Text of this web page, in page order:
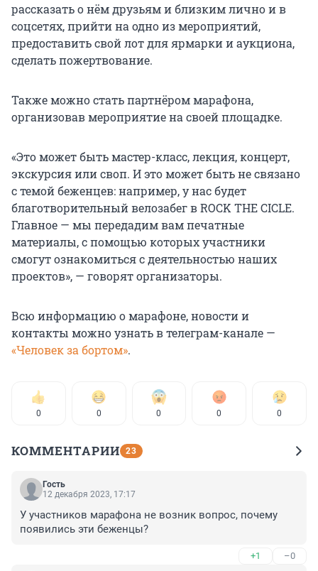
рассказать о нём друзьям и близким лично и в
соцсетях, прийти на одно из мероприятий,
предоставить свой лот для ярмарки и аукциона,
сделать пожертвование.
Также можно стать партнёром марафона,
организовав мероприятие на своей площадке.
«Это может быть мастер-класс, лекция, концерт,
экскурсия или своп. И это может быть не связано
с темой беженцев: например, у нас будет
благотворительный велозабег в ROCK THE CICLE.
Главное — мы передадим вам печатные
материалы, с помощью которых участники
смогут ознакомиться с деятельностью наших
проектов», — говорят организаторы.
Всю информацию о марафоне, новости и
контакты можно узнать в телеграм-канале —
«Человек за бортом».
0 0 0 0 0
КОММЕНТАРИИ 23
Гость
12 декабря 2023, 17:17
У участников марафона не возник вопрос, почему
появились эти беженцы?
+1 –0